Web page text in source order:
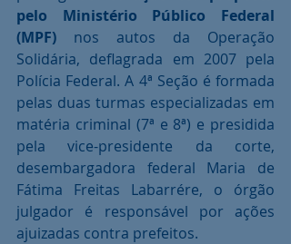
pelo Ministério Público Federal
(MPF) nos autos da Operação
Solidária, deflagrada em 2007 pela
Polícia Federal. A 4ª Seção é formada
pelas duas turmas especializadas em
matéria criminal (7ª e 8ª) e presidida
pela vice-presidente da corte,
desembargadora federal Maria de
Fátima Freitas Labarrére, o órgão
julgador é responsável por ações
ajuizadas contra prefeitos.